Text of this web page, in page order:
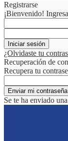
Registrarse
¡Bienvenido!
¿Olvidaste tu
Recuperación de
Recupera tu
Se te ha enviado